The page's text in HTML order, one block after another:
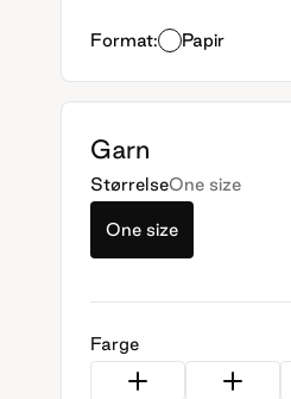
Format: Papir
Garn
StørrelseOne size
One size
Farge